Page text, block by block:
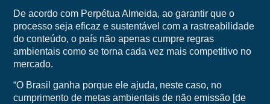
De acordo com Perpétua Almeida, ao garantir que o
processo seja eficaz e sustentável com a rastreabilidade
do conteúdo, o país não apenas cumpre regras
ambientais como se torna cada vez mais competitivo no
mercado.
“O Brasil ganha porque ele ajuda, neste caso, no
cumprimento de metas ambientais de não emissão [de